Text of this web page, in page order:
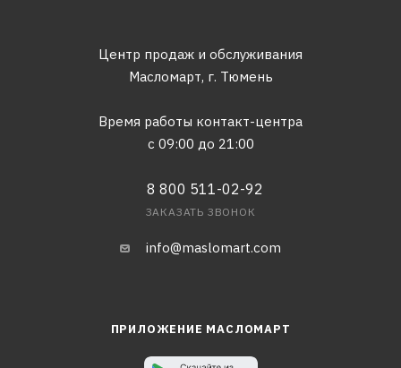
Центр продаж и обслуживания
Масломарт, г. Тюмень
Время работы контакт-центра
с 09:00 до 21:00
8 800 511-02-92
ЗАКАЗАТЬ ЗВОНОК
info@maslomart.com
ПРИЛОЖЕНИЕ МАСЛОМАРТ